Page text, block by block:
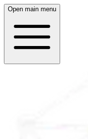
Open main menu